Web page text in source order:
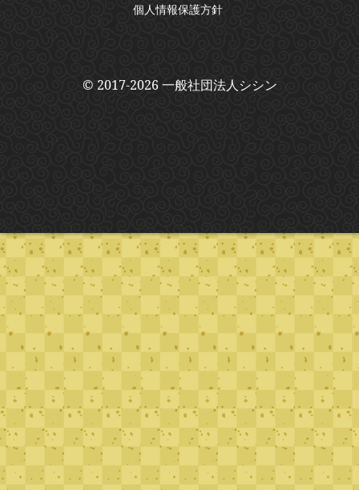
個人情報保護方針
© 2017-2026 一般社団法人シシン